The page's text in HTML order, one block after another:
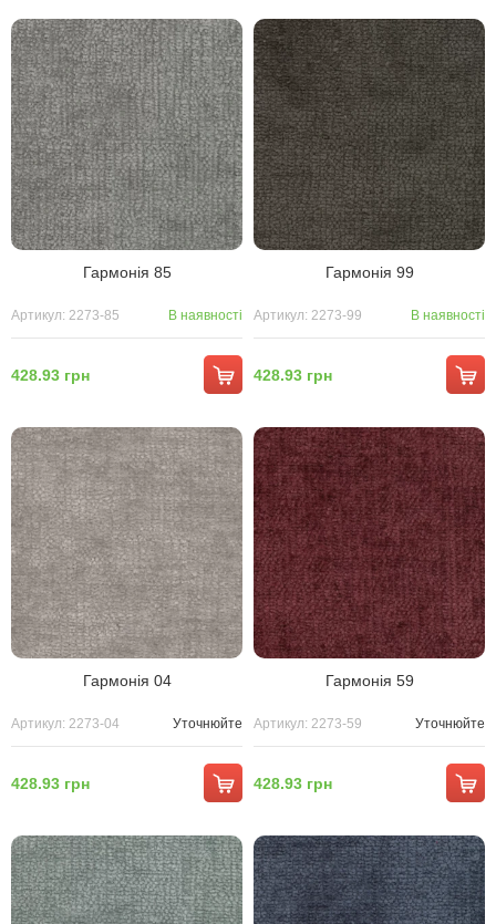
Гармонія 85
Артикул: 2273-85 В наявності
428.93 грн
Гармонія 99
Артикул: 2273-99 В наявності
428.93 грн
Гармонія 04
Артикул: 2273-04 Уточнюйте
428.93 грн
Гармонія 59
Артикул: 2273-59 Уточнюйте
428.93 грн